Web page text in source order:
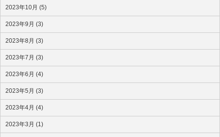
2023年10月 (5)
2023年9月 (3)
2023年8月 (3)
2023年7月 (3)
2023年6月 (4)
2023年5月 (3)
2023年4月 (4)
2023年3月 (1)